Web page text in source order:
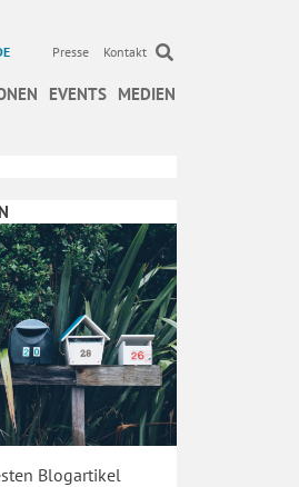
Presse Kontakt
EVENTS MEDIEN
Blogartikel